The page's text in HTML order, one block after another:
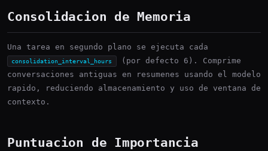
Consolidacion de Memoria
Una tarea en segundo plano se ejecuta cada
consolidation_interval_hours
(por defecto 6). Comprime
conversaciones antiguas en resumenes usando el modelo
rapido, reduciendo almacenamiento y uso de ventana de
contexto.
Puntuacion de Importancia